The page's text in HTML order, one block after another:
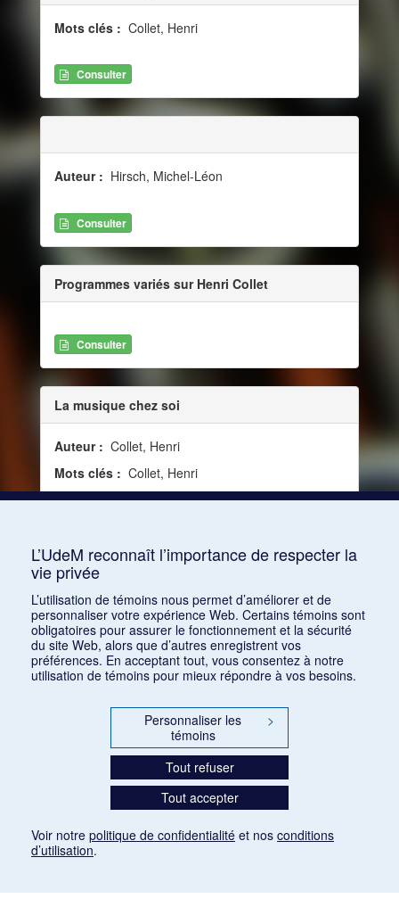
Mots clés : Collet, Henri
Consulter
Auteur : Hirsch, Michel-Léon
Consulter
Programmes variés sur Henri Collet
Consulter
La musique chez soi
Auteur : Collet, Henri
Mots clés : Collet, Henri
1 2 3 4 5 … 1168
L’UdeM reconnaît l’importance de respecter la
vie privée
L’utilisation de témoins nous permet d’améliorer et de
personnaliser votre expérience Web. Certains témoins sont
obligatoires pour assurer le fonctionnement et la sécurité
du site Web, alors que d’autres enregistrent vos
préférences. En acceptant tout, vous consentez à notre
utilisation de témoins pour mieux répondre à vos besoins.
Personnaliser les
témoins
>
Tout refuser
Tout accepter
Voir notre politique de confidentialité et nos conditions
d’utilisation.